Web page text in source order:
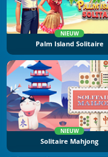
NIEUW
Palm Island Solitaire
NIEUW
Solitaire Mahjong